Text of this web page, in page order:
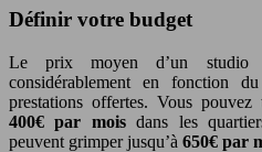
Définir votre budget
Le prix moyen d’un studio
considérablement en fonction
prestations offertes. Vous
400€ par moisdans les
peuvent grimper jusqu’à 650€ par